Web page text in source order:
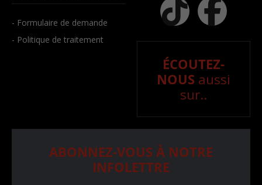
- Formulaire de demande
- Politique de traitement
ÉCOUTEZ-
NOUS aussi
sur..
ABONNEZ-VOUS À NOTRE
INFOLETTRE